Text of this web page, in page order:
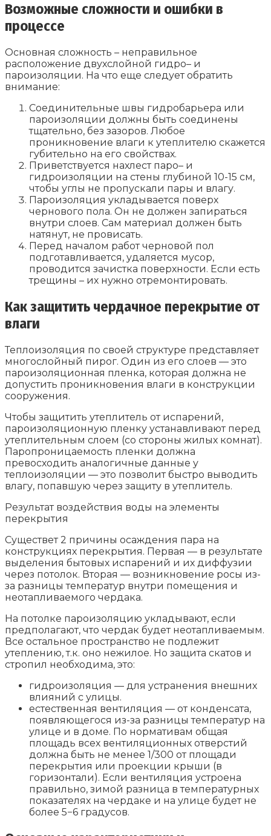
Возможные сложности и ошибки в
процессе
Основная сложность – неправильное
расположение двухслойной гидро– и
пароизоляции. На что еще следует обратить
внимание:
Соединительные швы гидробарьера или
пароизоляции должны быть соединены
тщательно, без зазоров. Любое
проникновение влаги к утеплителю скажется
губительно на его свойствах.
Приветствуется нахлест паро– и
гидроизоляции на стены глубиной 10-15 см,
чтобы углы не пропускали пары и влагу.
Пароизоляция укладывается поверх
чернового пола. Он не должен запираться
внутри слоев. Сам материал должен быть
натянут, не провисать.
Перед началом работ черновой пол
подготавливается, удаляется мусор,
проводится зачистка поверхности. Если есть
трещины – их нужно отремонтировать.
Как защитить чердачное перекрытие от
влаги
Теплоизоляция по своей структуре представляет
многослойный пирог. Один из его слоев — это
пароизоляционная пленка, которая должна не
допустить проникновения влаги в конструкции
сооружения.
Чтобы защитить утеплитель от испарений,
пароизоляционную пленку устанавливают перед
утеплительным слоем (со стороны жилых комнат).
Паропроницаемость пленки должна
превосходить аналогичные данные у
теплоизоляции — это позволит быстро выводить
влагу, попавшую через защиту в утеплитель.
Результат воздействия воды на элементы
перекрытия
Существет 2 причины осаждения пара на
конструкциях перекрытия. Первая — в результате
выделения бытовых испарений и их диффузии
через потолок. Вторая — возникновение росы из-
за разницы температур внутри помещения и
неотапливаемого чердака.
На потолке пароизоляцию укладывают, если
предполагают, что чердак будет неотапливаемым.
Все остальное пространство не подлежит
утеплению, т.к. оно нежилое. Но защита скатов и
стропил необходима, это:
гидроизоляция — для устранения внешних
влияний с улицы.
естественная вентиляция — от конденсата,
появляющегося из-за разницы температур на
улице и в доме. По нормативам общая
площадь всех вентиляционных отверстий
должна быть не менее 1/300 от площади
перекрытия или проекции крыши (в
горизонтали). Если вентиляция устроена
правильно, зимой разница в температурных
показателях на чердаке и на улице будет не
более 5−6 градусов.